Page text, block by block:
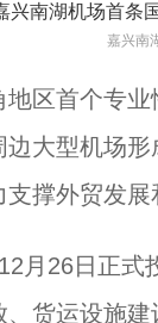
嘉兴南
首个专业
大型机场
撑外贸发展
26日正式
货运设施